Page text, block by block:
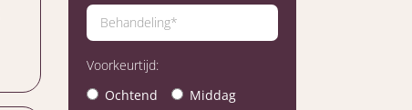
Voorkeurtijd:
Ochtend
Middag